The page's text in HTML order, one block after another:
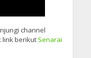
channel
link berikutSenarai